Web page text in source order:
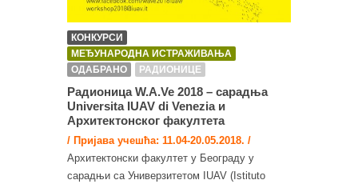
КОНКУРСИ
МЕЂУНАРОДНА ИСТРАЖИВАЊА
ОДАБРАНО
РАДИОНИЦЕ
Радионица W.A.Ve 2018 – сарадња
Universita IUAV di Venezia и
Архитектонског факултета
/ Пријава учешћа: 11.04-20.05.2018. /
Архитектонски факултет у Београду у
сарадњи са Универзитетом IUAV (Istituto